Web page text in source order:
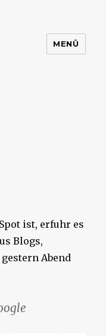
MENÜ
ist, erfuhr es
Blogs,
Abend